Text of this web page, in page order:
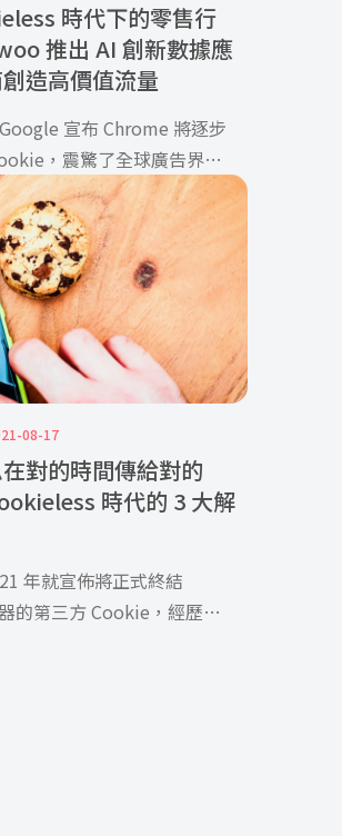
時代下的零售行
推出 AI 創新數據應
造高價值流量
宣布 Chrome 將逐步
，震驚了全球廣告界，
08-17
對的時間傳給對的
時代的 3 大解
年就宣佈將正式終結
的第三方 Cookie，經歷幾